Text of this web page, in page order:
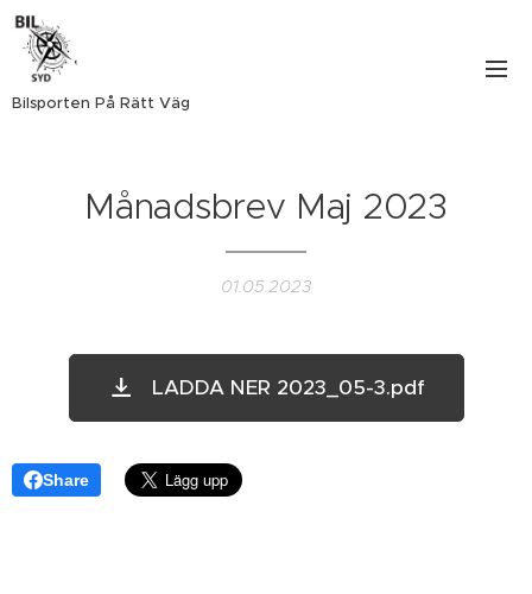
Bilsporten På Rätt Väg
Månadsbrev Maj 2023
01.05.2023
LADDA NER 2023_05-3.pdf
Share